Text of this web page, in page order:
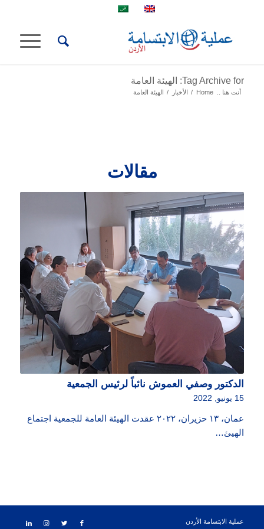
Tag Archive for: الهيئة العامة
أنت هنا .. Home
/ الأخبار / الهيئة العامة
مقالات
الدكتور وصفي العموش نائباً لرئيس الجمعية
15 يونيو, 2022
عمان، ١٣ حزيران، ٢٠٢٢ عقدت الهيئة العامة للجمعية اجتماع
الهيئ…
عملية الابتسامة الأردن